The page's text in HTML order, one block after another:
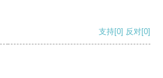
支持[0] 反对[0]